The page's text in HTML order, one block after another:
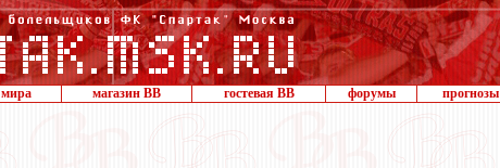
магазин ВВ гостевая ВВ форумы прогнозы